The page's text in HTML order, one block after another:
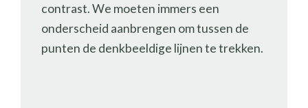
contrast. We moeten immers een
onderscheid aanbrengen om tussen de
punten de denkbeeldige lijnen te trekken.